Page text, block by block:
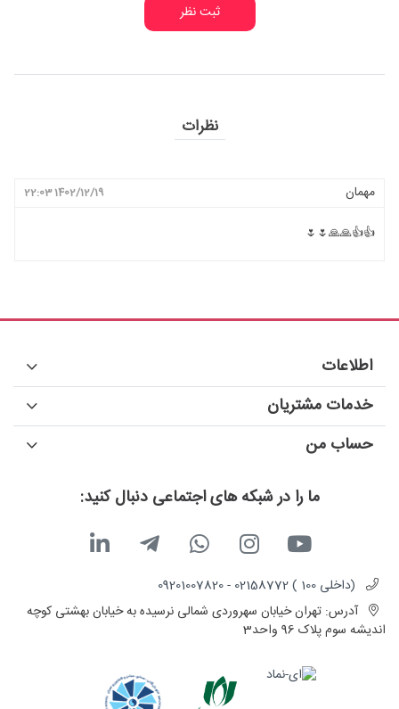
ثبت نظر
نظرات
مهمان 1402/12/19 22:03
👍👍🙏🙏🌷🌷
ما را در شبکه های اجتماعی دنبال کنید:
(داخلی 100 ) 02158772 - 09201007820
آدرس: تهران خیابان سهروردی شمالی نرسیده به خیابان بهشتی کوچه
اندیشه سوم پلاک 96 واحد3
اطلاعات
خدمات مشتریان
حساب من